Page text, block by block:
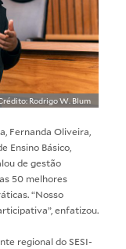
Rodrigo W. Blum
Fernanda Oliveira,
Ensino Básico,
de gestão
50 melhores
“Nosso
enfatizou.
regional do SESI-